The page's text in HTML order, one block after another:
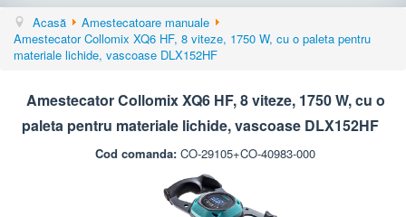
CATEGORII
PROMOTII
SERVICE
CONTACT
AUTENTIFICARE
Acasă
Amestecatoare manuale
Amestecator Collomix XQ6 HF, 8 viteze, 1750 W, cu o paleta pentru
materiale lichide, vascoase DLX152HF
Amestecator Collomix XQ6 HF, 8 viteze, 1750 W, cu o
paleta pentru materiale lichide, vascoase DLX152HF
Cod comanda: CO-29105+CO-40983-000